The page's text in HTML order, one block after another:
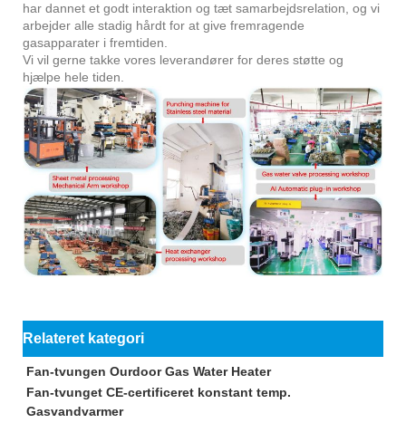
har dannet et godt interaktion og tæt samarbejdsrelation, og vi
arbejder alle stadig hårdt for at give fremragende
gasapparater i fremtiden.
Vi vil gerne takke vores leverandører for deres støtte og
hjælpe hele tiden.
Relateret kategori
Fan-tvungen Ourdoor Gas Water Heater
Fan-tvunget CE-certificeret konstant temp.
Gasvandvarmer